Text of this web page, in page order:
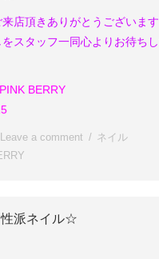
店頂きありがとうございます
をスタッフ一同心よりお待ち
BERRY
Leave a comment
ネイル
派ネイル☆